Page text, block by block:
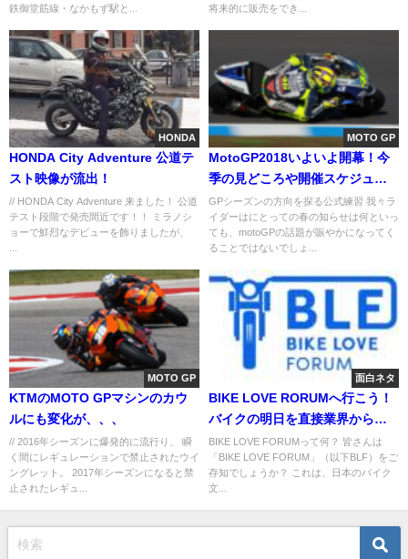
鉄御堂筋線・なかもず駅と...
将来的に販売をでき...
HONDA
HONDA City Adventure 公道テ
スト映像が流出！
// HONDA City Adventure 来ました！ 公道
テスト段階で発売間近です！！ ミラノシ
ョーで鮮烈なデビューを飾りましたが、
...
MOTO GP
MotoGP2018いよいよ開幕！今
季の見どころや開催スケジュー
ルのまとめ
GPシーズンの方向を探る公式練習 我々ラ
イダーはにとっての春の知らせは何といっ
ても、motoGPの話題が賑やかになってく
ることではないでしょ...
MOTO GP
KTMのMOTO GPマシンのカウ
ルにも変化が、、、
// 2016年シーズンに爆発的に流行り、 瞬
く間にレギュレーションで禁止されたウイ
ングレット。 2017年シーズンになると禁
止されたレギュ...
面白ネタ
BIKE LOVE RORUMへ行こう！
バイクの明日を直接業界から聞
くチャンスだ
BIKE LOVE FORUMって何？ 皆さんは
「BIKE LOVE FORUM」（以下BLF）をご
存知でしょうか？ これは、日本のバイク
文...